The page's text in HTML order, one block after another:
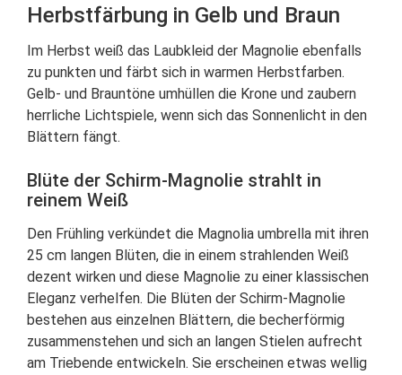
Herbstfärbung in Gelb und Braun
Im Herbst weiß das Laubkleid der Magnolie ebenfalls
zu punkten und färbt sich in warmen Herbstfarben.
Gelb- und Brauntöne umhüllen die Krone und zaubern
herrliche Lichtspiele, wenn sich das Sonnenlicht in den
Blättern fängt.
Blüte der Schirm-Magnolie strahlt in
reinem Weiß
Den Frühling verkündet die Magnolia umbrella mit ihren
25 cm langen Blüten, die in einem strahlenden Weiß
dezent wirken und diese Magnolie zu einer klassischen
Eleganz verhelfen. Die Blüten der Schirm-Magnolie
bestehen aus einzelnen Blättern, die becherförmig
zusammenstehen und sich an langen Stielen aufrecht
am Triebende entwickeln. Sie erscheinen etwas wellig